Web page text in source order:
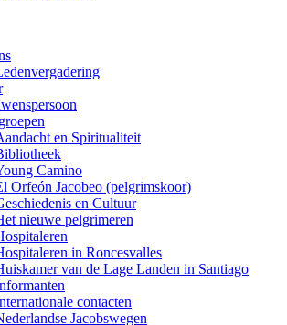
en Spiritualiteit
Camino
Orfeón Jacobeo (pelgrimskoor)
en Cultuur
nieuwe pelgrimeren
in Roncesvalles
van de Lage Landen in Santiago
contacten
Jacobswegen